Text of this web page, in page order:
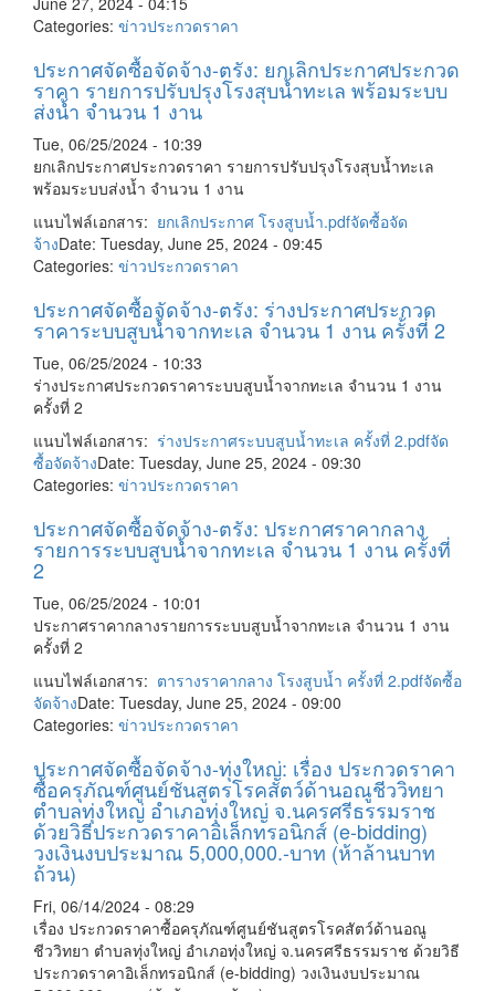
Categories: ข่าวประกวดราคา
ประกาศจัดซื้อจัดจ้าง-ตรัง: ยกเลิกประกาศประกวด
ราคา รายการปรับปรุงโรงสุบน้ำทะเล พร้อมระบบ
ส่งน้ำ จำนวน 1 งาน
Tue, 06/25/2024 - 10:39
ยกเลิกประกาศประกวดราคา รายการปรับปรุงโรงสุบน้ำทะเล
พร้อมระบบส่งน้ำ จำนวน 1 งาน
แนบไฟล์เอกสาร: ยกเลิกประกาศ โรงสูบน้ำ.pdfจัดซื้อจัด
จ้างDate: Tuesday, June 25, 2024 - 09:45
Categories: ข่าวประกวดราคา
ประกาศจัดซื้อจัดจ้าง-ตรัง: ร่างประกาศประกวด
ราคาระบบสูบน้ำจากทะเล จำนวน 1 งาน ครั้งที่ 2
Tue, 06/25/2024 - 10:33
ร่างประกาศประกวดราคาระบบสูบน้ำจากทะเล จำนวน 1 งาน
ครั้งที่ 2
แนบไฟล์เอกสาร: ร่างประกาศระบบสูบน้ำทะเล ครั้งที่ 2.pdfจัด
ซื้อจัดจ้างDate: Tuesday, June 25, 2024 - 09:30
Categories: ข่าวประกวดราคา
ประกาศจัดซื้อจัดจ้าง-ตรัง: ประกาศราคากลาง
รายการระบบสูบน้ำจากทะเล จำนวน 1 งาน ครั้งที่
2
Tue, 06/25/2024 - 10:01
ประกาศราคากลางรายการระบบสูบน้ำจากทะเล จำนวน 1 งาน
ครั้งที่ 2
แนบไฟล์เอกสาร: ตารางราคากลาง โรงสูบน้ำ ครั้งที่ 2.pdfจัดซื้อ
จัดจ้างDate: Tuesday, June 25, 2024 - 09:00
Categories: ข่าวประกวดราคา
ประกาศจัดซื้อจัดจ้าง-ทุ่งใหญ่: เรื่อง ประกวดราคา
ซื้อครุภัณฑ์ศูนย์ชันสูตรโรคสัตว์ด้านอณูชีววิทยา
ตำบลทุ่งใหญ่ อำเภอทุ่งใหญ่ จ.นครศรีธรรมราช
ด้วยวิธีประกวดราคาอิเล็กทรอนิกส์ (e-bidding)
วงเงินงบประมาณ 5,000,000.-บาท (ห้าล้านบาท
ถ้วน)
Fri, 06/14/2024 - 08:29
เรื่อง ประกวดราคาซื้อครุภัณฑ์ศูนย์ชันสูตรโรคสัตว์ด้านอณู
ชีววิทยา ตำบลทุ่งใหญ่ อำเภอทุ่งใหญ่ จ.นครศรีธรรมราช ด้วยวิธี
ประกวดราคาอิเล็กทรอนิกส์ (e-bidding) วงเงินงบประมาณ